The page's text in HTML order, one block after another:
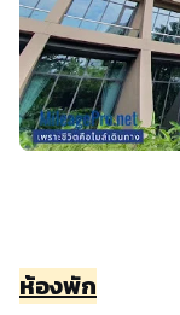
ห้องพัก